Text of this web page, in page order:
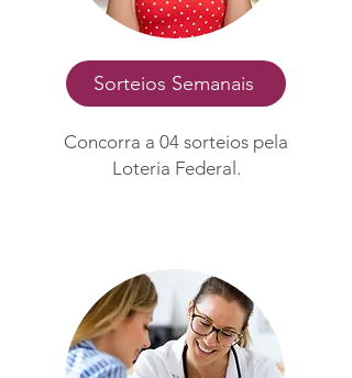
Sorteios Semanais
Concorra a 04 sorteios pela
Loteria Federal.